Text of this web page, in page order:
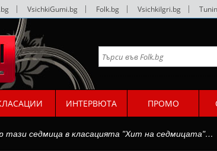
VsichkiGumi.bg Folk.bg VsichkiIgri.bg
ИНТЕРВЮТА ПРОМО
тази седмица в класацията "Хит на седмицата"…